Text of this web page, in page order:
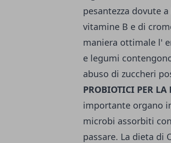
pesantezza dovute
vitamine B e di
maniera ottimale l'
e legumi
abuso di zuccheri
PROBIOTICI PER
importante organo
microbi assorbiti
passare. La dieta di